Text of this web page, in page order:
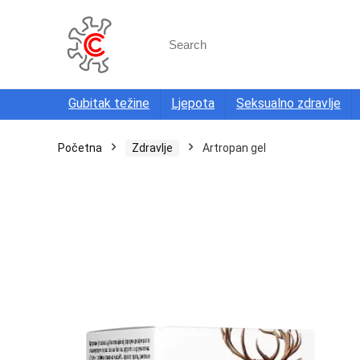
for:
Gubitak težine Ljepota Seksualno zdravlje
Početna Zdravlje Artropan gel